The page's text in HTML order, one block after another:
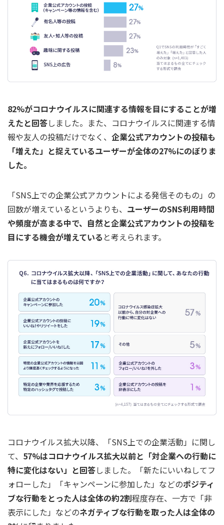
82%がコロナウイルスに関連する情報を目にすることが増
えたと回答しました。また、コロナウイルスに関連する情
報や友人の投稿だけでなく、 企業公式アカウントの投稿も
「増えた」と捉えているユーザーが全体の27%にのぼりま
した。
「SNS上での企業公式アカウントによる発信そのもの」の
回数が増えているというよりも、 ユーザーのSNS利用時間
や頻度が高まる中で、自然と企業公式アカウントの投稿を
目にする機会が増えている と考えられます。
コロナウイルス拡大以降、「SNS上での企業活動」に関し
て、 57%はコロナウイルス拡大以前と「対企業への行動に
特に変化はない」と回答しました。「新たにいいねしてフ
ォローした」「キャンペーンに参加した」などのポジティ
ブな行動をとった人は全体の約2割程度存在、一方で「非
表示にした」などのネガティブな行動を取った人は全体の